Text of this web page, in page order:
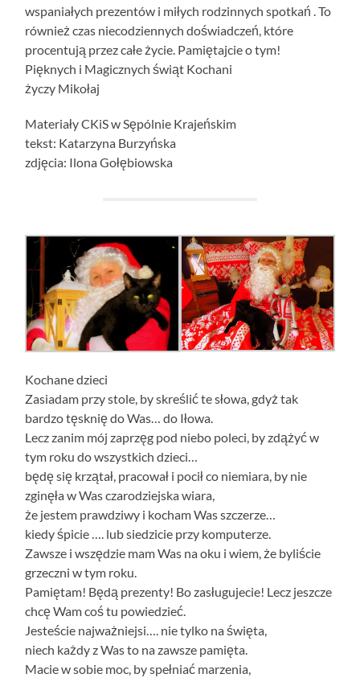
wspaniałych prezentów i miłych rodzinnych spotkań . To
również czas niecodziennych doświadczeń, które
procentują przez całe życie. Pamiętajcie o tym!
Pięknych i Magicznych świąt Kochani
życzy Mikołaj
Materiały CKiS w Sępólnie Krajeńskim
tekst: Katarzyna Burzyńska
zdjęcia: Ilona Gołębiowska
Kochane dzieci
Zasiadam przy stole, by skreślić te słowa, gdyż tak
bardzo tęsknię do Was… do Iłowa.
Lecz zanim mój zaprzęg pod niebo poleci, by zdążyć w
tym roku do wszystkich dzieci…
będę się krzątał, pracował i pocił co niemiara, by nie
zginęła w Was czarodziejska wiara,
że jestem prawdziwy i kocham Was szczerze…
kiedy śpicie …. lub siedzicie przy komputerze.
Zawsze i wszędzie mam Was na oku i wiem, że byliście
grzeczni w tym roku.
Pamiętam! Będą prezenty! Bo zasługujecie! Lecz jeszcze
chcę Wam coś tu powiedzieć.
Jesteście najważniejsi…. nie tylko na święta,
niech każdy z Was to na zawsze pamięta.
Macie w sobie moc, by spełniać marzenia,